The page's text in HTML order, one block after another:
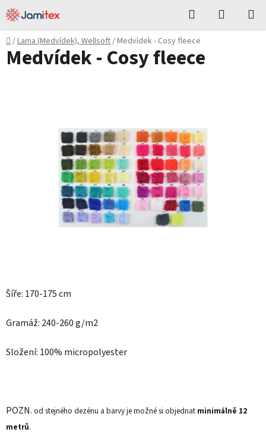
Přejít
na
obsah
Hledat
KOŠÍK
Domů
/Lama (Medvídek), Wellsoft/Medvídek - Cosy fleece
Šíře: 170-175 cm
Gramáž: 240-260 g/m2
Složení: 100% micropolyester
POZN. od stejného dezénu a barvy je možné si objednat minimálně 12
metrů.
Medvídek - Cosy fleece